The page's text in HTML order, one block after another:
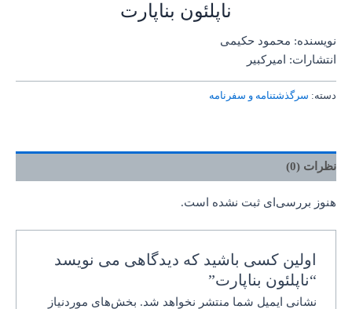
ناپلئون بناپارت
نویسنده: محمود حکیمی
انتشارات: امیرکبیر
دسته: سرگذشتنامه و سفرنامه
نظرات (0)
هنوز بررسی‌ای ثبت نشده است.
اولین کسی باشید که دیدگاهی می نویسد
“ناپلئون بناپارت”
نشانی ایمیل شما منتشر نخواهد شد. بخش‌های موردنیاز